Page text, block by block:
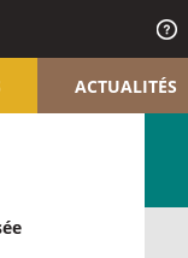
ACTUALITÉS